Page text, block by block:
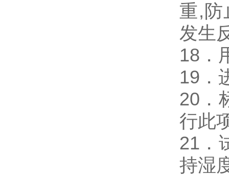
重,防
发生
18．
19．
20．
行此
21．
持湿